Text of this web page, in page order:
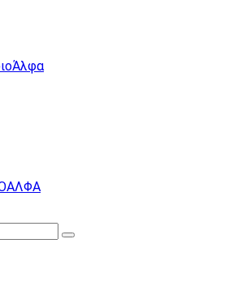
Αναζήτηση